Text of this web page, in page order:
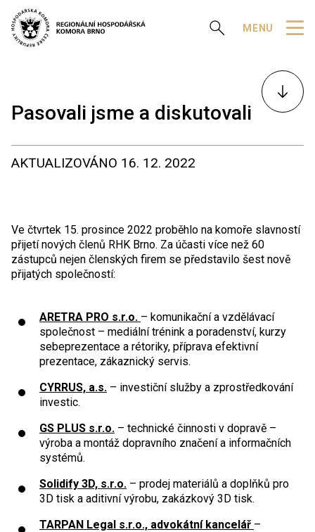
Zobrazit vyhledávání
MENU
Pasovali jsme a diskutovali
K
obsahu
AKTUALIZOVÁNO 16. 12. 2022
Ve čtvrtek 15. prosince 2022 proběhlo na komoře slavností
přijetí nových členů RHK Brno. Za účasti více než 60
zástupců nejen členských firem se představilo šest nově
přijatých společností:
ARETRA PRO s.r.o. – komunikační a vzdělávací
společnost – mediální trénink a poradenství, kurzy
sebeprezentace a rétoriky, příprava efektivní
prezentace, zákaznický servis.
CYRRUS, a.s. – investiční služby a zprostředkování
investic.
GS PLUS s.r.o. – technické činnosti v dopravě –
výroba a montáž dopravního značení a informačních
systémů.
Solidify 3D, s.r.o. – prodej materiálů a doplňků pro
3D tisk a aditivní výrobu, zakázkový 3D tisk.
TARPAN Legal s.r.o., advokátní kancelář –